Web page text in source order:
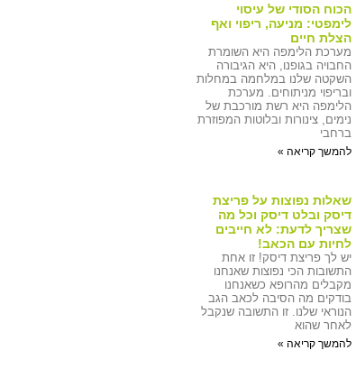
הכוח הסודי של עיסוי
לימפטי: מניעה, ריפוי ואף
הצלת חיים
מערכת הלימפה היא השומרת
החבויה בגופנו, היא הגיבורה
השקטה שלנו במלחמה במחלות
ובריפוי מניתוחים. מערכת
הלימפה היא רשת מורכבת של
נימים, צינורות ובלוטות המפוזרת
ברחבי
להמשך קריאה »
שאלות נפוצות על פריצת
דיסק ובלט דיסק וכל מה
שצריך לדעת: לא חייבים
לחיות עם הכאב!
יש לך פריצת דיסק! זו אחת
התשובות הכי נפוצות שאנחנו
מקבלים מהרופא כשאנחנו
בודקים מה הסיבה לכאב הגב
הנוראי שלנו. זו התשובה שנקבל
לאחר שהוא
להמשך קריאה »